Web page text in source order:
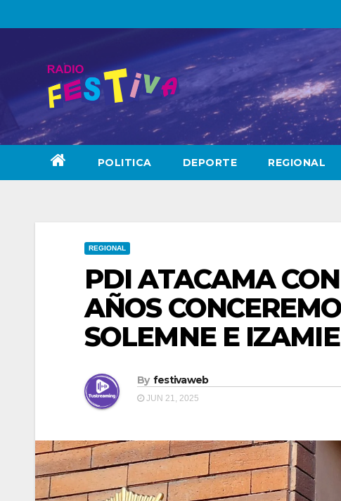
to
POLITICA DEPORTE REGIONAL
REGIONAL
PDI ATACAMA
AÑOS
SOLEMNE E
By festivaweb
JUN 21, 2025